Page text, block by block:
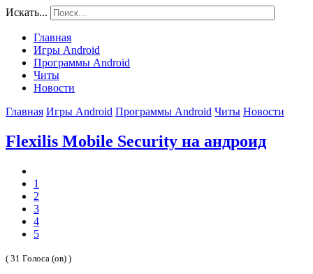
Искать...
Главная
Игры Android
Программы Android
Читы
Новости
Главная Игры Android Программы Android Читы Новости
Flexilis Mobile Security на андроид
1
2
3
4
5
( 31 Голоса (ов) )